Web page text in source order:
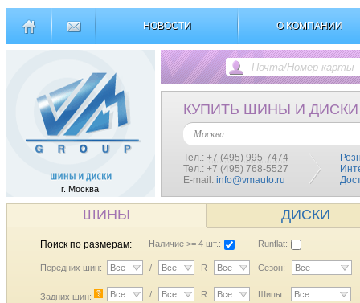
НОВОСТИ О КОМПАНИИ
г. Москва
КУПИТЬ ШИНЫ И ДИСКИ
Москва
Тел.: +7 (495) 995-7474
Тел.: +7 (495) 768-5527
E-mail: info@vmauto.ru
ШИНЫ ДИСКИ
Поиск по размерам: Наличие >= 4 шт.: Runflat:
Передних шин: Все / Все R Все Сезон: Все
Задних шин: ? Все / Все R Все Шипы: Все